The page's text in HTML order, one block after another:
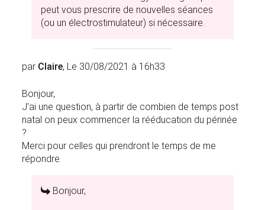
peut vous prescrire de nouvelles séances
(ou un électrostimulateur) si nécessaire.
par Claire, Le 30/08/2021 à 16h33
Bonjour,
J'ai une question, à partir de combien de temps post
natal on peux commencer la rééducation du périnée
?
Merci pour celles qui prendront le temps de me
répondre.
Bonjour,